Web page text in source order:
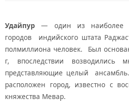
Удайпур — один из наиболее
городов индийского штата
полмиллиона человек. Был
г, впоследствии возводились
представляющие целый
расположен город, известно с
княжества Мевар.